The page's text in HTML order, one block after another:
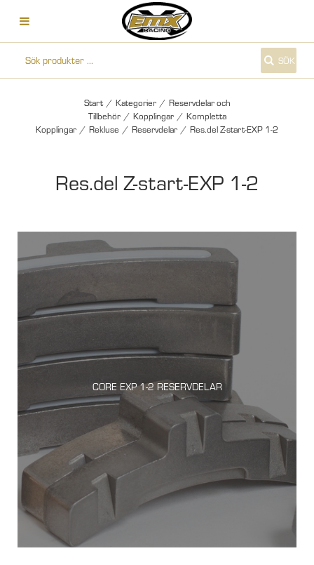
SÖK
Start / Kategorier / Reservdelar och
Tillbehör / Kopplingar / Kompletta
Kopplingar / Rekluse / Reservdelar / Res.del Z-start-EXP 1-2
Res.del Z-start-EXP 1-2
CORE EXP 1-2 RESERVDELAR